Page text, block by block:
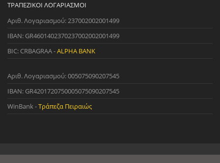
ΤΡΑΠΕΖΙΚΟΊ ΛΟΓΑΡΙΑΣΜΟΊ
Αριθ. Λογαριασμού: 237002002001499
IBAN: GR4601402370237002002001499
BIC: CRBAGRAA -ALPHA BANK
Αριθ. Λογαριασμού: 005075090207545
IBAN: GR4201720750005075090207545
WinBank -Τράπεζα Πειραιώς
© 2022 StreetWare. All Rights Reserved. | Designed and Developedby